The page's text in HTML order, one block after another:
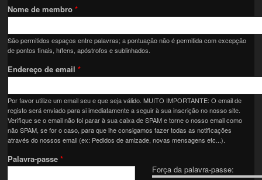
Nome de membro*
São permitidos espaços entre palavras; a pontuação não é permitida com excepção
de pontos finais, hífens, apóstrofos e sublinhados.
Endereço de email*
Por favor utilize um email seu e que seja válido. MUITO IMPORTANTE: O email de
registo será enviado para si imediatamente a seguir à sua inscrição no nosso site.
Verifique se o email não foi parar à sua caixa de SPAM e torne o nosso email como
não SPAM, se for o caso, para que lhe consigamos fazer todas as notificações
através do nossos email (ex: Pedidos de amizade, novas mensagens etc...).
Força da palavra-passe:
Palavra-passe*